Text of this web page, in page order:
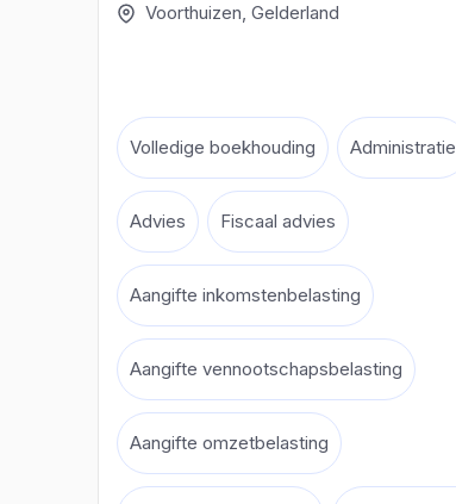
Voorthuizen, Gelderland
Volledige boekhouding Administratie
Advies Fiscaal advies
Aangifte inkomstenbelasting
Aangifte vennootschapsbelasting
Aangifte omzetbelasting